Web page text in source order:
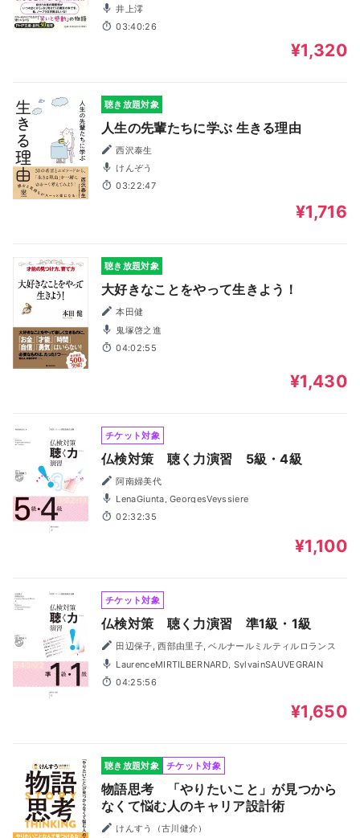
井上澪
03:40:26
¥1,320
聴き放題対象
人生の先輩たちに学ぶ 生きる理由
西沢泰生
けんぞう
03:22:47
¥1,716
聴き放題対象
大好きなことをやって生きよう！
本田健
鬼塚啓之進
04:02:55
¥1,430
チケット対象
仏検対策 聴く力演習 5級・4級
阿南婦美代
LenaGiunta, GeorgesVeyssiere
02:32:35
¥1,100
チケット対象
仏検対策 聴く力演習 準1級・1級
田辺保子, 西部由里子, ベルナールミルティルロランス
LaurenceMIRTILBERNARD, SylvainSAUVEGRAIN
04:25:56
¥1,650
聴き放題対象 チケット対象
物語思考 「やりたいこと」が見つから
なくて悩む人のキャリア設計術
けんすう（古川健介）